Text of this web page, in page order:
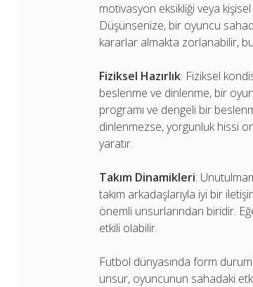
motivasyon eksikliği veya
Düşünsenize, bir oyuncu
kararlar almakta zorlanabilir,
Fiziksel Hazırlık: Fiziksel
beslenme ve dinlenme, bir
programı ve dengeli bir
dinlenmezse, yorgunluk hissi
yaratır.
Takım Dinamikleri:
takım arkadaşlarıyla iyi bir
önemli unsurlarından biridir.
etkili olabilir.
Futbol dünyasında form
unsur, oyuncunun sahadaki